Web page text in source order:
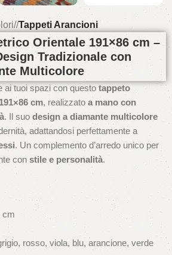
/ Tappeti Arancioni
Orientale 191×86 cm –
Tradizionale con
Multicolore
ai tuoi spazi con questo tappeto
cm, realizzato a mano con
. Il suo design a diamante multicolore
adattandosi perfettamente a
. Un complemento d’arredo unico per
con stile e personalità.
cm
rosso, viola, blu, arancione, verde